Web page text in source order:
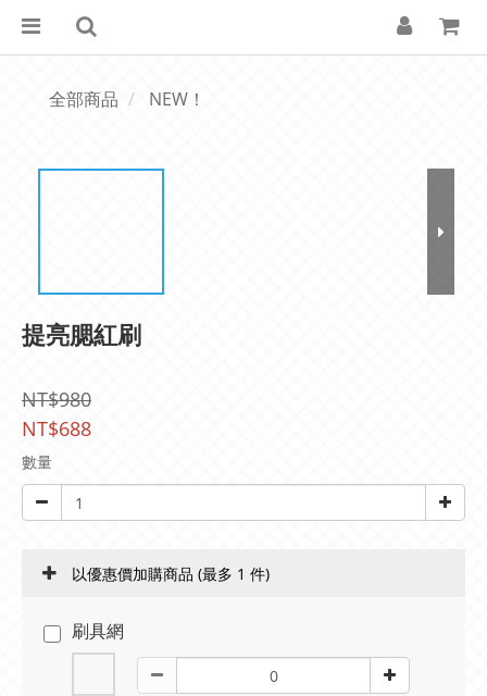
全部商品 NEW！
提亮腮紅刷
NT$980
NT$688
數量
以優惠價加購商品 (最多 1 件)
刷具網